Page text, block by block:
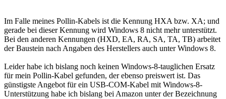
Im Falle meines Pollin-Kabels ist die Kennung HXA bzw. XA; und
gerade bei dieser Kennung wird Windows 8 nicht mehr unterstützt.
Bei den anderen Kennungen (HXD, EA, RA, SA, TA, TB) arbeitet
der Baustein nach Angaben des Herstellers auch unter Windows 8.
Leider habe ich bislang noch keinen Windows-8-tauglichen Ersatz
für mein Pollin-Kabel gefunden, der ebenso preiswert ist. Das
günstigste Angebot für ein USB-COM-Kabel mit Windows-8-
Unterstützung habe ich bislang bei Amazon unter der Bezeichnung